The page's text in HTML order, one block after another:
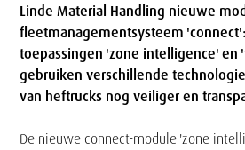
Linde Material Handling nieuwe
fleetmanagementsysteem
toepassingen 'zone intelligence' en
gebruiken verschillende
van heftrucks nog veiliger en
De nieuwe connect-module 'zone